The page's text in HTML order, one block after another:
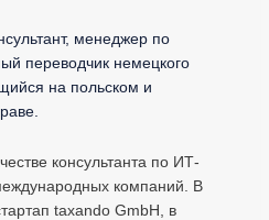
менеджер по
переводчик немецкого
на польском и
консультанта по ИТ-
компаний. В
taxando GmbH, в